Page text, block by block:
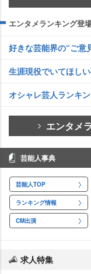
エンタメランキング登
好きな芸能界の“ご意
生涯現役でいてほし
オシャレ芸人ランキン
エンタメ
芸能人事典
芸能人TOP
ランキング情報
CM出演
求人特集